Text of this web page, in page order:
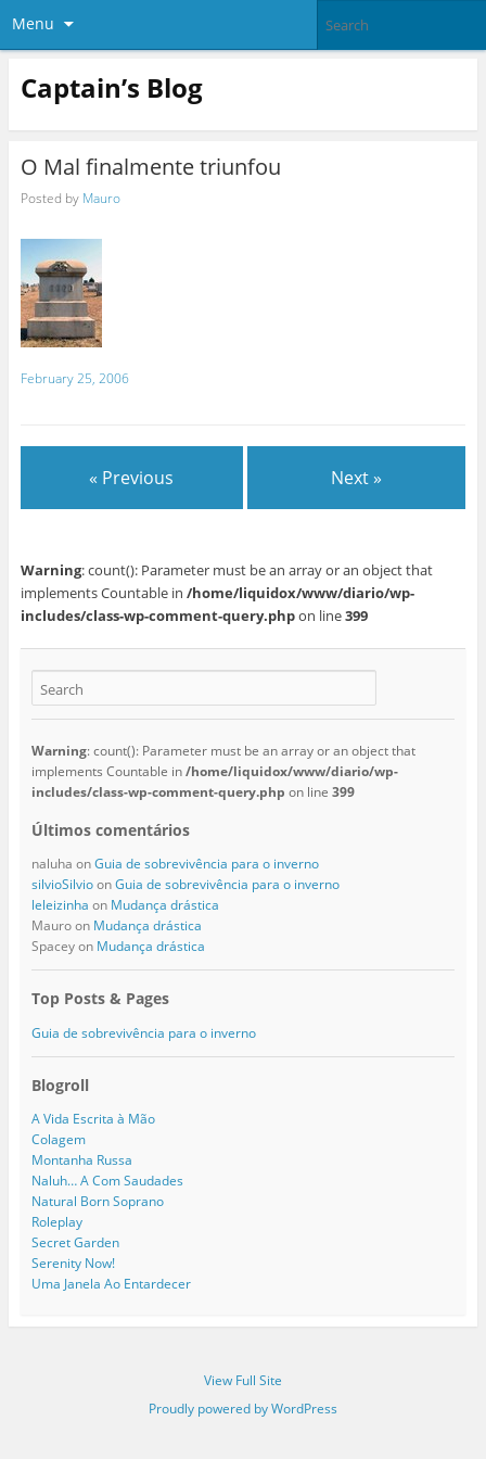
Menu
Captain’s Blog
O Mal finalmente triunfou
Posted by Mauro
February 25, 2006
« Previous Next »
Warning: count(): Parameter must be an array or an object that
implements Countable in /home/liquidox/www/diario/wp-
includes/class-wp-comment-query.phpon line399
Warning: count(): Parameter must be an array or an object that
implements Countable in/home/liquidox/www/diario/wp-
includes/class-wp-comment-query.php on line 399
Últimos comentários
naluha onGuia de sobrevivência para o inverno
silvioSilvioonGuia de sobrevivência para o inverno
leleizinha on Mudança drástica
Mauroon Mudança drástica
Spaceyon Mudança drástica
Top Posts & Pages
Guia de sobrevivência para o inverno
Blogroll
A Vida Escrita à Mão
Colagem
Montanha Russa
Naluh… A Com Saudades
Natural Born Soprano
Roleplay
Secret Garden
Serenity Now!
Uma Janela Ao Entardecer
View Full Site
Proudly powered by WordPress